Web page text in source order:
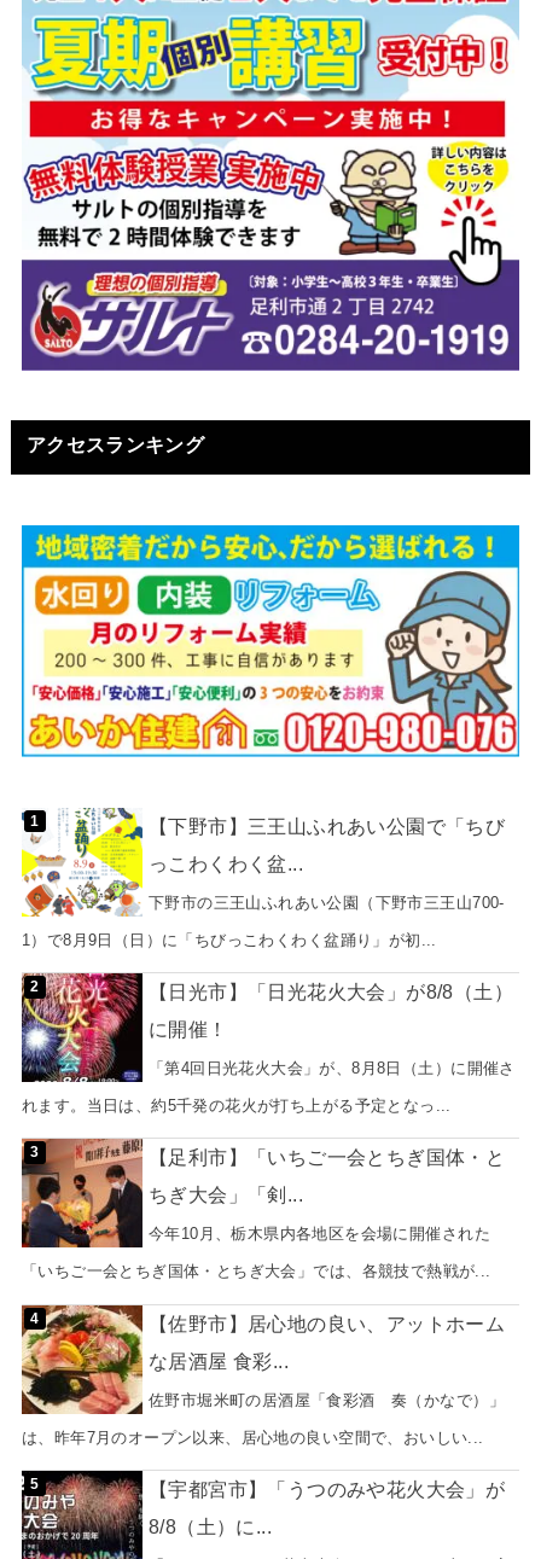
アクセスランキング
【下野市】三王山ふれあい公園で「ちび
っこわくわく盆...
下野市の三王山ふれあい公園（下野市三王山700-
1）で8月9日（日）に「ちびっこわくわく盆踊り」が初...
【日光市】「日光花火大会」が8/8（土）
に開催！
「第4回日光花火大会」が、8月8日（土）に開催さ
れます。当日は、約5千発の花火が打ち上がる予定となっ...
【足利市】「いちご一会とちぎ国体・と
ちぎ大会」「剣...
今年10月、栃木県内各地区を会場に開催された
「いちご一会とちぎ国体・とちぎ大会」では、各競技で熱戦が...
【佐野市】居心地の良い、アットホーム
な居酒屋 食彩...
佐野市堀米町の居酒屋「食彩酒 奏（かなで）」
は、昨年7月のオープン以来、居心地の良い空間で、おいしい...
【宇都宮市】「うつのみや花火大会」が
8/8（土）に...